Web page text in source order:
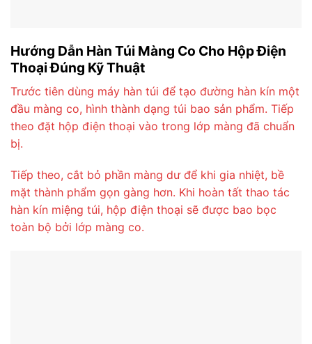
Hướng Dẫn Hàn Túi Màng Co Cho Hộp Điện
Thoại Đúng Kỹ Thuật
Trước tiên dùng máy hàn túi để tạo đường hàn kín một
đầu màng co, hình thành dạng túi bao sản phẩm. Tiếp
theo đặt hộp điện thoại vào trong lớp màng đã chuẩn
bị.
Tiếp theo, cắt bỏ phần màng dư để khi gia nhiệt, bề
mặt thành phẩm gọn gàng hơn. Khi hoàn tất thao tác
hàn kín miệng túi, hộp điện thoại sẽ được bao bọc
toàn bộ bởi lớp màng co.